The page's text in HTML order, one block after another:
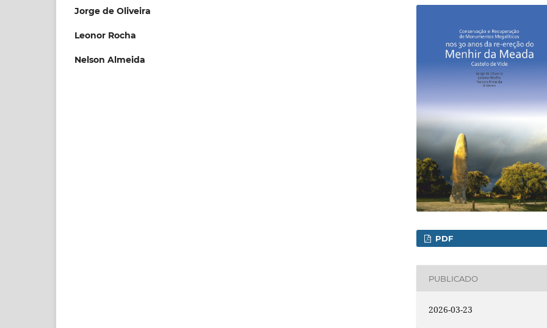
Jorge de Oliveira
Leonor Rocha
Nelson Almeida
PDF
PUBLICADO
2026-03-23